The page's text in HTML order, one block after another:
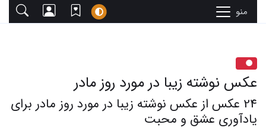
منو
عکس نوشته زیبا در مورد روز مادر
24 عکس از عکس نوشته زیبا در مورد روز مادر برای
یادآوری عشق و محبت